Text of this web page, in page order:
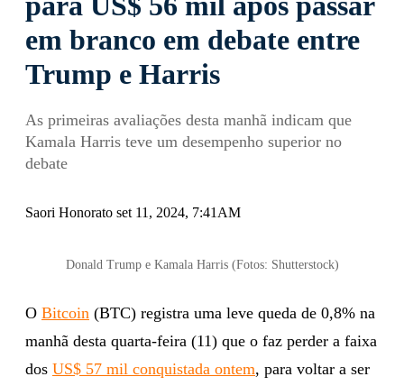
em branco em debate entre
Trump e Harris
As primeiras avaliações desta manhã indicam que
Kamala Harris teve um desempenho superior no
debate
Saori Honorato set 11, 2024, 7:41AM
Donald Trump e Kamala Harris (Fotos: Shutterstock)
O Bitcoin (BTC) registra uma leve queda de 0,8% na
manhã desta quarta-feira (11) que o faz perder a faixa
dos US$ 57 mil conquistada ontem, para voltar a ser